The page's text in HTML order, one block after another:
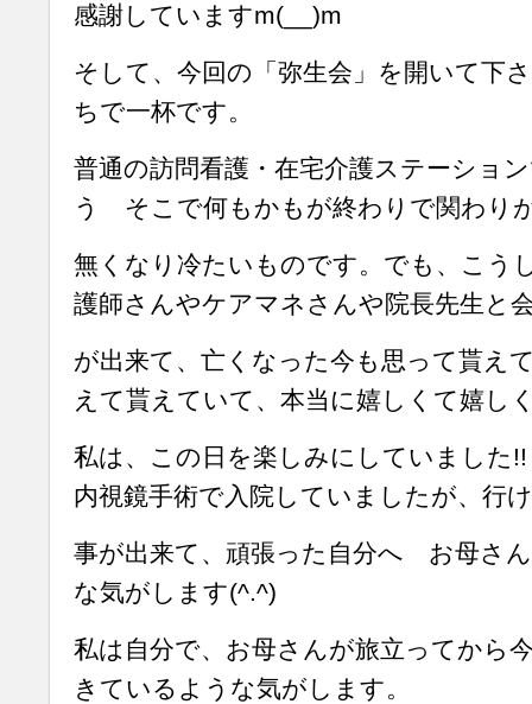
感謝していますm(__)m
そして、今回の「弥生会」を開いて下
ちで一杯です。
普通の訪問看護・在宅介護ステーショ
う そこで何もかもが終わりで関わり
無くなり冷たいものです。でも、こう
護師さんやケアマネさんや院長先生と
が出来て、亡くなった今も思って貰え
えて貰えていて、本当に嬉しくて嬉し
私は、この日を楽しみにしていまし
内視鏡手術で入院していましたが、行
事が出来て、頑張った自分へ お母さ
な気がします(^.^)
私は自分で、お母さんが旅立ってから
きているような気がします。